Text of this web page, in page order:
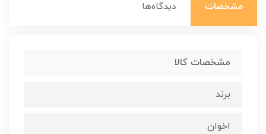
مشخصات دیدگاه‌ها
مشخصات کالا
برند
اخوان